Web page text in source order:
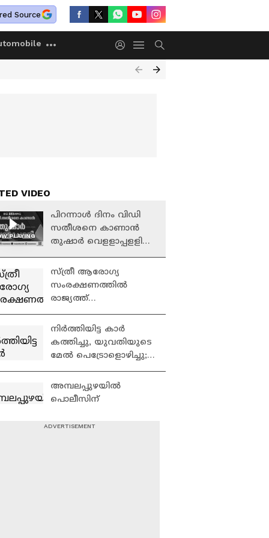
Source
VIDEO
PLAYING
പിറന്നാൾ ദിനം വിഡി
സതീശനെ കാണാൻ
തുഷാർ വെളളാപ്പളളി
വസതിയിലെത്തും
സ്ത്രീ ആരോഗ്യ
സംരക്ഷണത്തിൽ
രാജ്യത്ത്
കര്‍ണാടക; 'ഋതുതാരെ'
പദ്ധതി ഒരുങ്ങുന്നു
നിർത്തിയിട്ട കാർ
കത്തിച്ചു, യുവതിയുടെ
മേൽ പെട്രോളൊഴിച്ചു;
യുവാവിന്റെ പരാക്രമം
അമ്പലപ്പുഴയില്‍
പൊലീസിന്
തുടര്‍ച്ചയായ